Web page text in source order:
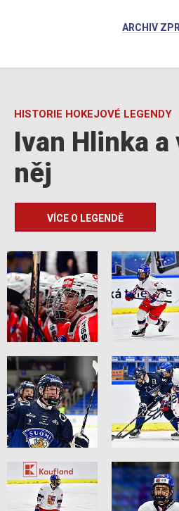
ARCHIV
HISTORIE HOKEJOVÉ LEGENDY
Ivan Hlinka
něj
VÍCE O LEGENDĚ